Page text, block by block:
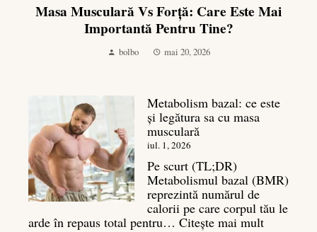
Masa Musculară Vs Forță: Care Este Mai
Importantă Pentru Tine?
bolbo mai 20, 2026
Metabolism bazal: ce este
și legătura sa cu masa
musculară
iul. 1, 2026
Pe scurt (TL;DR)
Metabolismul bazal (BMR)
reprezintă numărul de
calorii pe care corpul tău le
arde în repaus total pentru… Citește mai mult: